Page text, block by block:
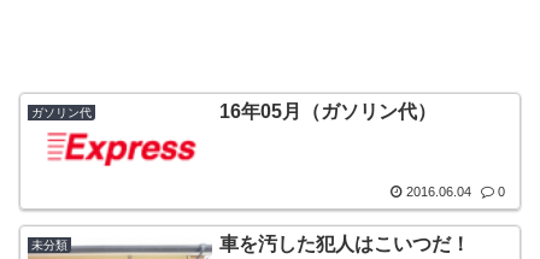
ガソリン代 16年05月（ガソリン代）
2016.06.04 0
未分類 車を汚した犯人はこいつだ！